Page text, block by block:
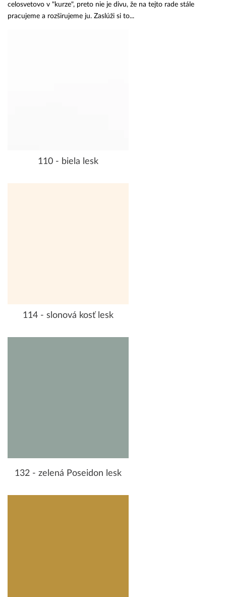
celosvetovo v "kurze", preto nie je divu, že na tejto rade stále
pracujeme a rozširujeme ju. Zaslúži si to...
110 - biela lesk
114 - slonová kosť lesk
132 - zelená Poseidon lesk